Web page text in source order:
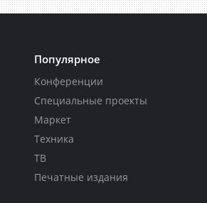
Популярное
Конференции
Специальные проекты
Маркет
Техника
ТВ
Печатные издания